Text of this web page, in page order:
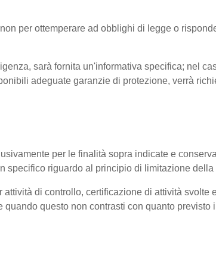
per ottemperare ad obblighi di legge o
sarà fornita un'informativa specifica; nel
adeguate garanzie di protezione, verrà
per le finalità sopra indicate e
specifico riguardo al principio di limitazione
di controllo, certificazione di attività svolte
questo non contrasti con quanto